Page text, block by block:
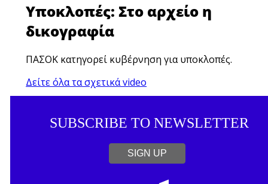
Υποκλοπές: Στο αρχείο η
δικογραφία
ΠΑΣΟΚ κατηγορεί κυβέρνηση για υποκλοπές.
Δείτε όλα τα σχετικά video
SUBSCRIBE TO NEWSLETTER
SIGN UP